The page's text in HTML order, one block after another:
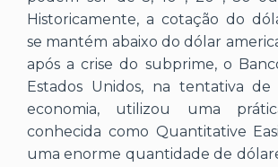
Historicamente, a cotação do
se mantém abaixo do dólar
após a crise do subprime, o
Estados Unidos, na tentativa
economia, utilizou uma
conhecida como Quantitative
uma enorme quantidade de